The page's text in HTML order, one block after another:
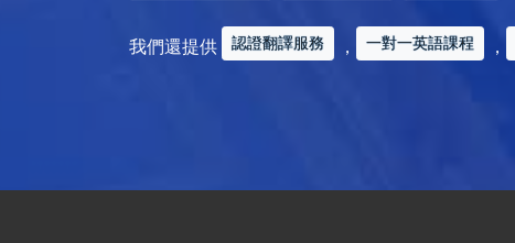
我們還提供 認證翻譯服務 ， 一對一英語課程 ，